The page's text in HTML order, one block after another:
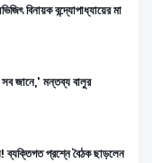
বিনায়ক বন্দ্যোপাধ্যায়ের মা
জানে,' মন্তব্য বালুর
প্রশ্নে বৈঠক ছাড়লেন